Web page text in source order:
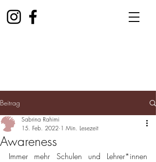
Beitrag
Awareness
Sabrina Rahimi
15. Feb. 2022 1 Min. Lesezeit
Immer mehr Schulen und Lehrer*innen